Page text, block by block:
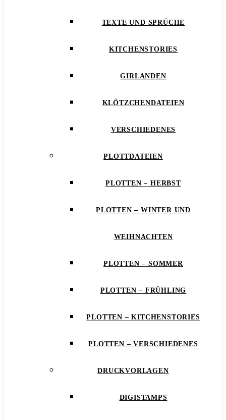
TEXTE UND SPRÜCHE
KITCHENSTORIES
GIRLANDEN
KLÖTZCHENDATEIEN
VERSCHIEDENES
PLOTTDATEIEN
PLOTTEN – HERBST
PLOTTEN – WINTER UND
WEIHNACHTEN
PLOTTEN – SOMMER
PLOTTEN – FRÜHLING
PLOTTEN – KITCHENSTORIES
PLOTTEN – VERSCHIEDENES
DRUCKVORLAGEN
DIGISTAMPS